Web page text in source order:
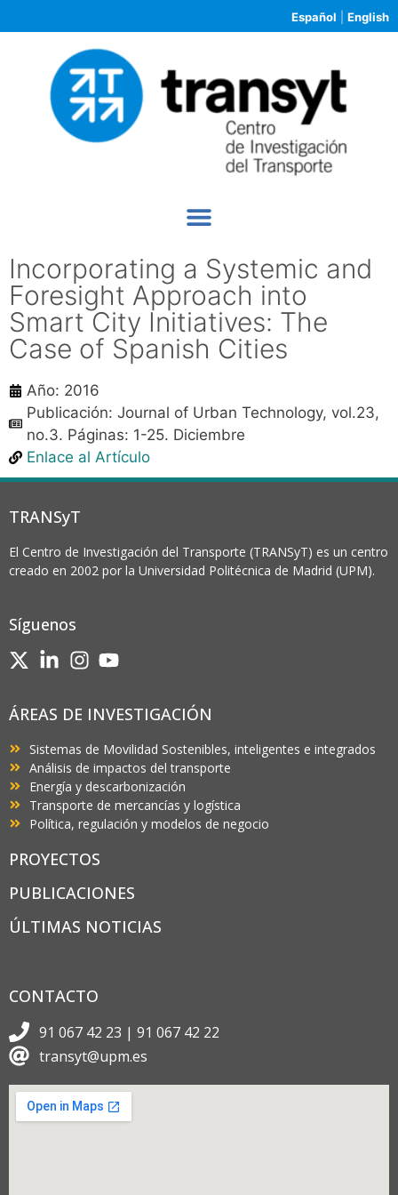
Español English
Incorporating a Systemic and
Foresight Approach into
Smart City Initiatives: The
Case of Spanish Cities
Año: 2016
Publicación: Journal of Urban Technology, vol.23,
no.3. Páginas: 1-25. Diciembre
Enlace al Artículo
TRANSyT
El Centro de Investigación del Transporte (TRANSyT) es un centro
creado en 2002 por la Universidad Politécnica de Madrid (UPM).
Síguenos
ÁREAS DE INVESTIGACIÓN
Sistemas de Movilidad Sostenibles, inteligentes e integrados
Análisis de impactos del transporte
Energía y descarbonización
Transporte de mercancías y logística
Política, regulación y modelos de negocio
PROYECTOS
PUBLICACIONES
ÚLTIMAS NOTICIAS
CONTACTO
91 067 42 23 | 91 067 42 22
transyt@upm.es